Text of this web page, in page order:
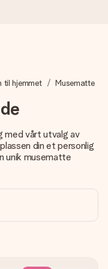
den avgårde så
til hjemmet Musematte
med vårt utvalg av
din et personlig
unik musematte